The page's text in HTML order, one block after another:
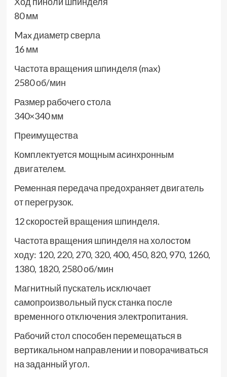
80 мм
Max диаметр сверла
16 мм
Частота вращения шпинделя (max)
2580 об/мин
Размер рабочего стола
340×340 мм
Преимущества
Комплектуется мощным асинхронным
двигателем.
Ременная передача предохраняет двигатель
от перегрузок.
12 скоростей вращения шпинделя.
Частота вращения шпинделя на холостом
ходу: 120, 220, 270, 320, 400, 450, 820, 970, 1260,
1380, 1820, 2580 об/мин
Магнитный пускатель исключает
самопроизвольный пуск станка после
временного отключения электропитания.
Рабочий стол способен перемещаться в
вертикальном направлении и поворачиваться
на заданный угол.